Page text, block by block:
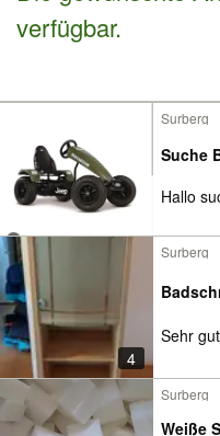
Nachrichten
verfügbar.
Surberg
Suche
Hallo
4
Surberg
Sehr
Surberg
Weiße